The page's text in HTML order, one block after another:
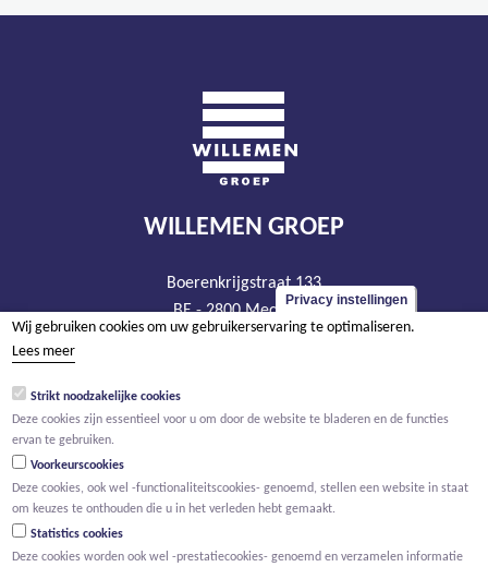
WILLEMEN GROEP
Boerenkrijgstraat 133
BE - 2800 Mechelen
tel +32 15 569 965
BTW BE 0466.256.432
Privacy instellingen
Wij gebruiken cookies om uw gebruikerservaring te optimaliseren.
Lees meer
Strikt noodzakelijke cookies
Deze cookies zijn essentieel voor u om door de website te bladeren en de functies
ervan te gebruiken.
Voorkeurscookies
Deze cookies, ook wel -functionaliteitscookies- genoemd, stellen een website in staat
om keuzes te onthouden die u in het verleden hebt gemaakt.
Statistics cookies
Deze cookies worden ook wel -prestatiecookies- genoemd en verzamelen informatie